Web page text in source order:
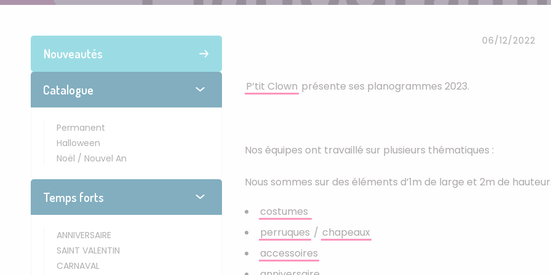
Sets d'accessoires
Nouveautés
Catalogue
Permanent
Halloween
Noël / Nouvel An
Temps forts
ANNIVERSAIRE
SAINT VALENTIN
CARNAVAL
06/12/2022
P’tit Clown présente ses planogrammes 2023.
Nos équipes ont travaillé sur plusieurs thématiques :
Nous sommes sur des éléments d’1m de large et 2m de hauteur.
costumes
perruques / chapeaux
accessoires